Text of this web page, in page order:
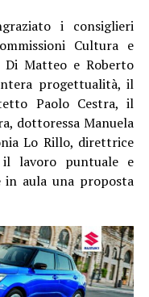
i consiglieri
Cultura e
Di Matteo e Roberto
progettualità, il
Paolo Cestra, il
dottoressa Manuela
Lo Rillo, direttrice
lavoro puntuale e
aula una proposta